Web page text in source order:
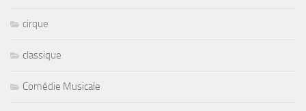
cirque
classique
Comédie Musicale